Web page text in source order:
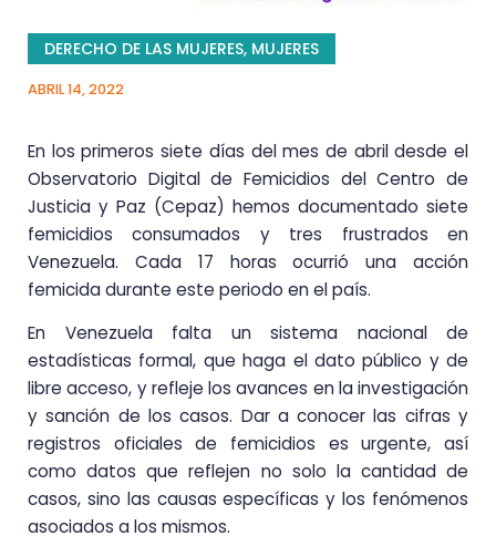
DERECHO DE LAS MUJERES, MUJERES
ABRIL 14, 2022
En los primeros siete días del mes de abril desde el
Observatorio Digital de Femicidios del Centro de
Justicia y Paz (Cepaz) hemos documentado siete
femicidios consumados y tres frustrados en
Venezuela. Cada 17 horas ocurrió una acción
femicida durante este periodo en el país.
En Venezuela falta un sistema nacional de
estadísticas formal, que haga el dato público y de
libre acceso, y refleje los avances en la investigación
y sanción de los casos. Dar a conocer las cifras y
registros oficiales de femicidios es urgente, así
como datos que reflejen no solo la cantidad de
casos, sino las causas específicas y los fenómenos
asociados a los mismos.